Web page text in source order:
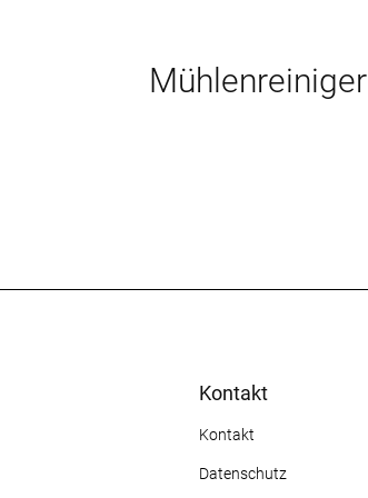
Mühlenreiniger
Kontakt
Kontakt
Datenschutz